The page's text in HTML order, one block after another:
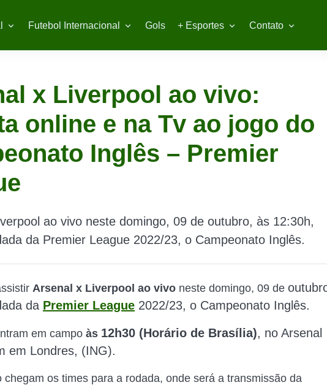
Futebol Internacional Gols + Esportes Contato
x Liverpool ao vivo:
online e na Tv ao jogo do
Inglês – Premier
ao vivo neste domingo, 09 de outubro, às 12:30h,
da Premier League 2022/23, o Campeonato Inglês.
Arsenal x Liverpool ao vivo neste domingo, 09 de
da Premier League 2022/23, o Campeonato Inglês.
em campo às 12h30 (Horário de Brasília), no Arsenal
em Londres, (ING).
chegam os times para a rodada, onde será a transmissão da